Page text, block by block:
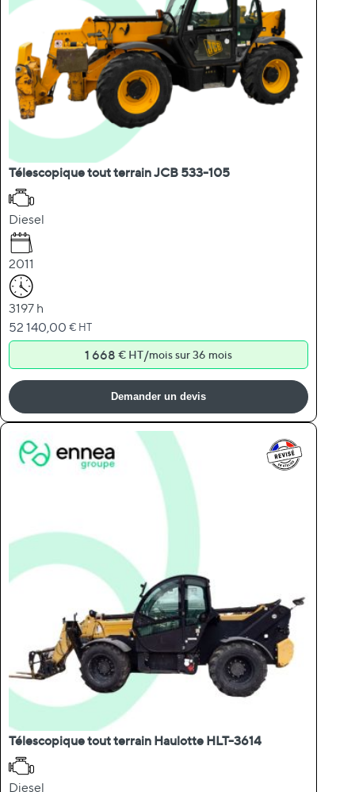
Télescopique tout terrain JCB 533-105
Diesel
2011
3197 h
52 140,00 € HT
1 668 € HT/mois sur 36 mois
Demander un devis
Télescopique tout terrain Haulotte HLT-3614
Diesel